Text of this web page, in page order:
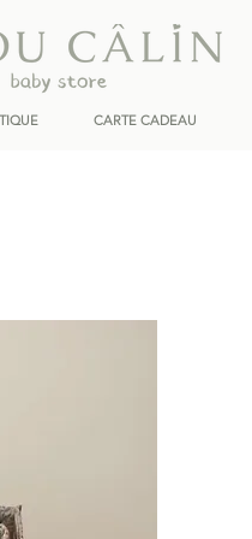
CARTE CADEAU